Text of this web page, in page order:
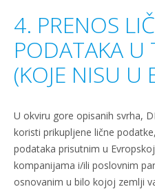
4. PRENOS
PODATAKA U
(KOJE NISU U
U okviru gore opisanih svrha,
koristi prikupljene lične
podataka prisutnim u
kompanijama i/ili poslovnim
osnovanim u bilo kojoj zemlji